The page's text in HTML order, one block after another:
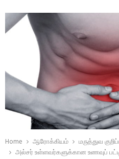
Home ஆரோக்கியம்
மருத்துவ
அல்சர் உள்ளவர்களுக்கான உணவுப்